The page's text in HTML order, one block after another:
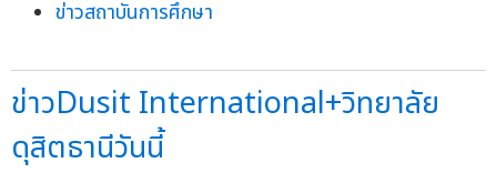
ข่าวสถาบันการศึกษา
ข่าวDusit International+วิทยาลัย
ดุสิตธานีวันนี้